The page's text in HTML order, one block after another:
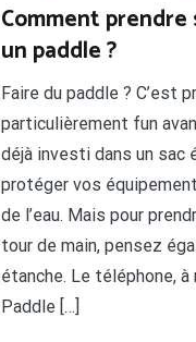
Comment
un paddle ?
Faire du paddle ? C’est
particulièrement fun
déjà investi dans un sac
protéger vos
de l’eau. Mais pour
tour de main, pensez
étanche. Le téléphone,
Paddle […]